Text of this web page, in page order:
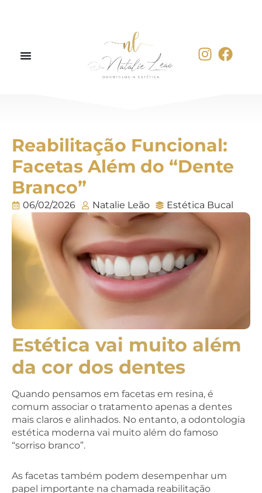
Reabilitação Funcional:
Facetas Além do “Dente
Branco”
06/02/2026 Natalie Leão Estética Bucal
Estética vai muito além
da cor dos dentes
Quando pensamos em facetas em resina, é
comum associar o tratamento apenas a dentes
mais claros e alinhados. No entanto, a odontologia
estética moderna vai muito além do famoso
“sorriso branco”.
As facetas também podem desempenhar um
papel importante na chamada reabilitação